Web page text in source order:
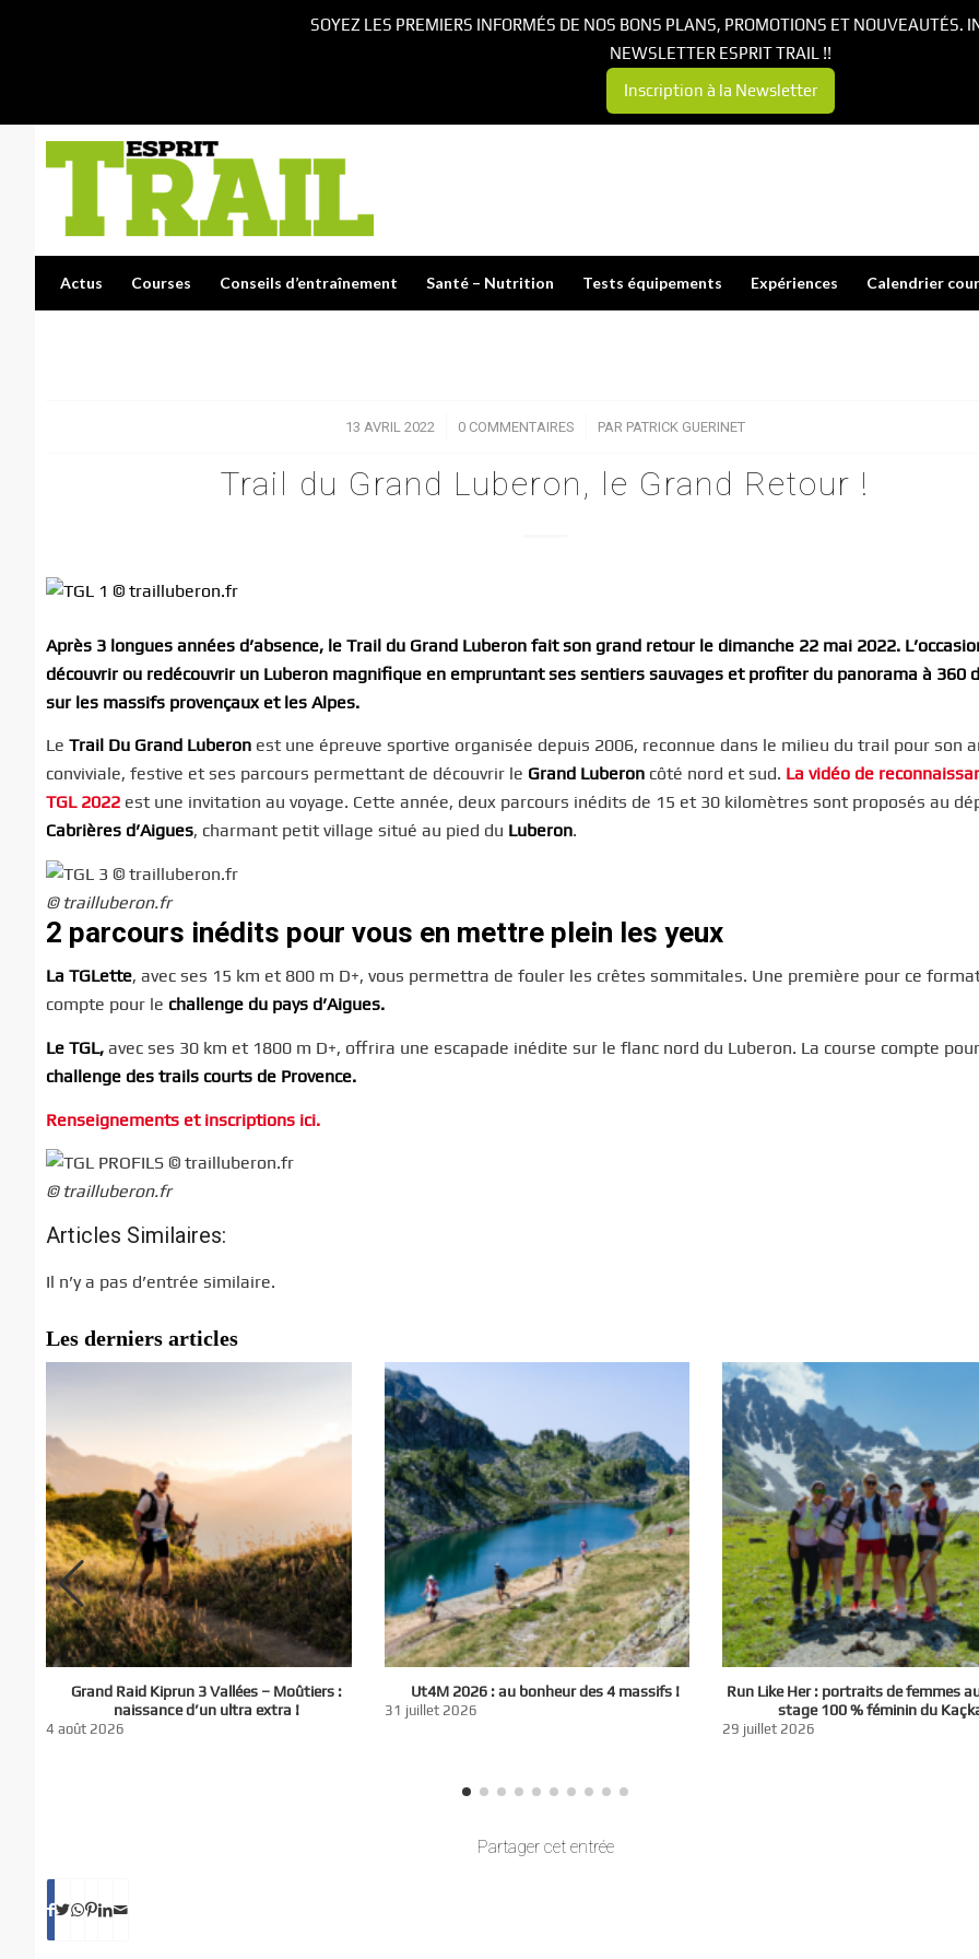
Actus Courses Conseils d’entraînement Santé – Nutrition Tests équipements Expériences Calendrier
13 AVRIL 2022
/ 0 COMMENTAIRES
/ PAR PATRICK GUERINET
Trail du Grand Luberon, le Grand Retour !
Après 3 longues années d’absence, le Trail du Grand Luberon fait son grand retour le dimanche 22 mai 2022.
découvrir ou redécouvrir un Luberon magnifique en empruntant ses sentiers sauvages et profiter du panorama à 360
sur les massifs provençaux et les Alpes.
Le Trail Du Grand Luberon est une épreuve sportive organisée depuis 2006, reconnue dans le milieu du trail pour son
conviviale, festive et ses parcours permettant de découvrir le Grand Luberon côté nord et sud. La vidéo de
TGL 2022 est une invitation au voyage. Cette année, deux parcours inédits de 15 et 30 kilomètres sont proposés au
Cabrières d’Aigues, charmant petit village situé au pied du Luberon.
© trailluberon.fr
2 parcours inédits pour vous en mettre plein les yeux
La TGLette, avec ses 15 km et 800 m D+, vous permettra de fouler les crêtes sommitales. Une première pour ce
compte pour le challenge du pays d’Aigues.
Le TGL, avec ses 30 km et 1800 m D+, offrira une escapade inédite sur le flanc nord du Luberon. La course compte
challenge des trails courts de Provence.
Renseignements et inscriptions ici.
© trailluberon.fr
Articles Similaires:
Il n’y a pas d’entrée similaire.
Les derniers articles
Grand Raid Kiprun 3 Vallées – Moûtiers :
naissance d’un ultra extra !
4 août 2026
Ut4M 2026 : au bonheur des 4 massifs !
31 juillet 2026
Run Like Her : portraits de femmes
stage 100 % féminin du
29 juillet 2026
Partager cet entrée
SOYEZ LES PREMIERS INFORMÉS DE NOS BONS PLANS, PROMOTIONS ET NOUVEAUTÉS.
NEWSLETTER ESPRIT TRAIL !!
Inscription à la Newsletter